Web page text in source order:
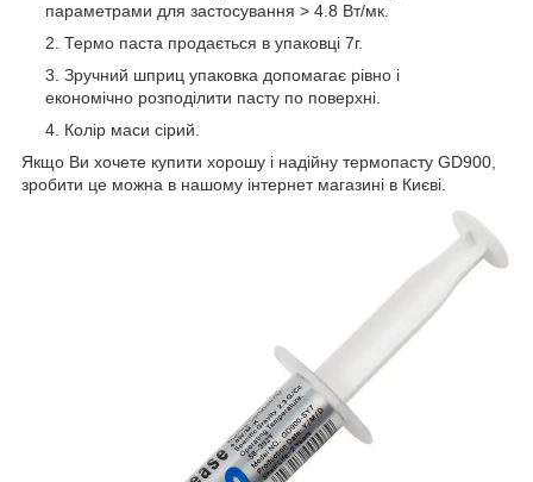
параметрами для застосування > 4.8 Вт/мк.
Термо паста продається в упаковці 7г.
Зручний шприц упаковка допомагає рівно і
економічно розподілити пасту по поверхні.
Колір маси сірий.
Якщо Ви хочете купити хорошу і надійну термопасту GD900,
зробити це можна в нашому інтернет магазині в Києві.